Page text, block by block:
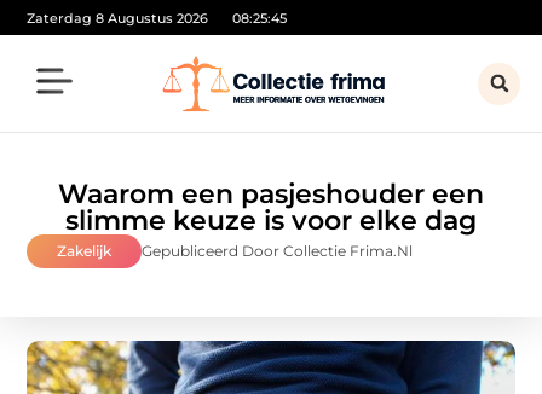
Zaterdag 8 Augustus 2026 08:25:46
Waarom een pasjeshouder een
slimme keuze is voor elke dag
Zakelijk Gepubliceerd Door Collectie Frima.nl